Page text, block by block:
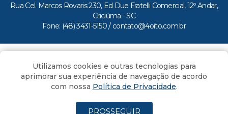
Rua Cel. Marcos Rovaris 230, Ed Due Fratelli Comercial, 12º Andar,
Criciúma - SC
Fone: (48) 3431-5150 / contato@4oito.com.br
Todos os direitos reservados ao Portal 4oito
Utilizamos cookies e outras tecnologias para
aprimorar sua experiência de navegação de acordo
com nossa Política de Privacidade.
PROSSEGUIR